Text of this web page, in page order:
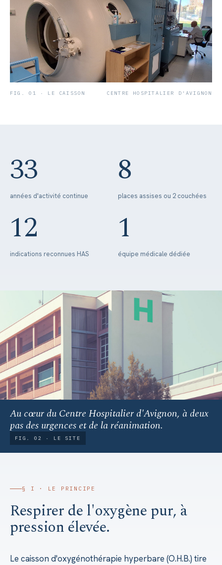
FIG. 01 · LE CAISSON CENTRE HOSPITALIER D'AVIGNON
33
années d'activité continue
8
places assises ou 2 couchées
12
indications reconnues HAS
1
équipe médicale dédiée
Au cœur du Centre Hospitalier d'Avignon, à deux
pas des urgences et de la réanimation.
FIG. 02 · LE SITE
§ I · LE PRINCIPE
Respirer de l'oxygène pur, à
pression élevée.
Le caisson d'oxygénothérapie hyperbare (O.H.B.) tire